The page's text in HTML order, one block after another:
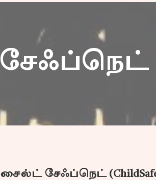
சைல்ட் சேஃப்நெட்